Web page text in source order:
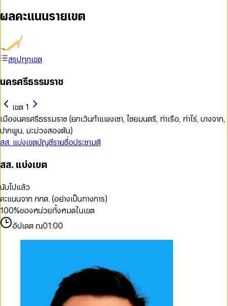
ผลคะแนนรายเขต
สรุปทุกเขต
นครศรีธรรมราช
เขต 1
เมืองนครศรีธรรมราช (ยกเว้นกำแพงเซา, ไชยมนตรี, ท่าเรือ, ท่าไร่, บางจาก,
ปากพูน, มะม่วงสองต้น)
สส. แบ่งเขตบัญชีรายชื่อประชามติ
สส. แบ่งเขต
นับไปแล้ว
คะแนนจาก กกต. (อย่างเป็นทางการ)
100%ของหน่วยทั้งหมดในเขต
อัปเดต ณ01:00